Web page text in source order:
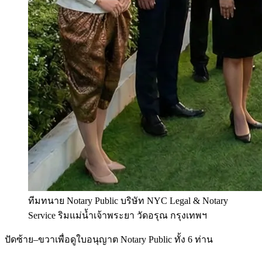
ทีมทนาย Notary Public บริษัท NYC Legal & Notary
Service ริมแม่น้ำเจ้าพระยา วัดอรุณ กรุงเทพฯ
ปัดซ้าย–ขวาเพื่อดูใบอนุญาต Notary Public ทั้ง 6 ท่าน